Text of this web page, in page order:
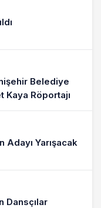
Belediye
Mehmet Kaya Röportajı
Adayı Yarışacak
Dansçılar